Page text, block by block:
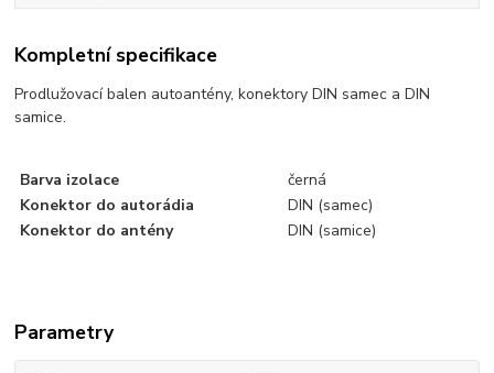
Kompletní specifikace
Prodlužovací balen autoantény, konektory DIN samec a DIN
samice.
Barva izolace
černá
Konektor do autorádia
DIN (samec)
Konektor do antény
DIN (samice)
Parametry